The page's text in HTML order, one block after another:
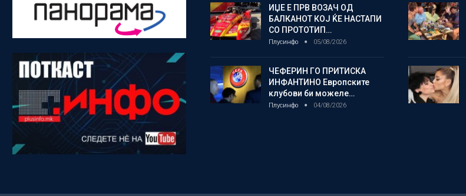
ИЏЕ Е ПРВ ВОЗАЧ ОД
БАЛКАНОТ КОЈ ЌЕ НАСТАПИ
СО ПРОТОТИП…
Плусинфо 05/08/2026
ЧЕФЕРИН ГО ПРИТИСКА
ИНФАНТИНО Европските
клубови би можеле…
Плусинфо 04/08/2026